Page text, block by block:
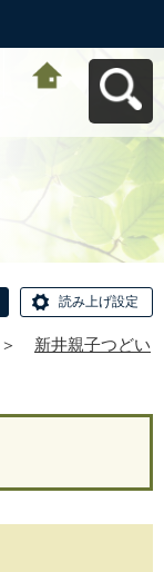
読み上げ設定
＞
新井親子つどい